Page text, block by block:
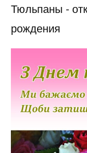
Тюльпаны -
рождения